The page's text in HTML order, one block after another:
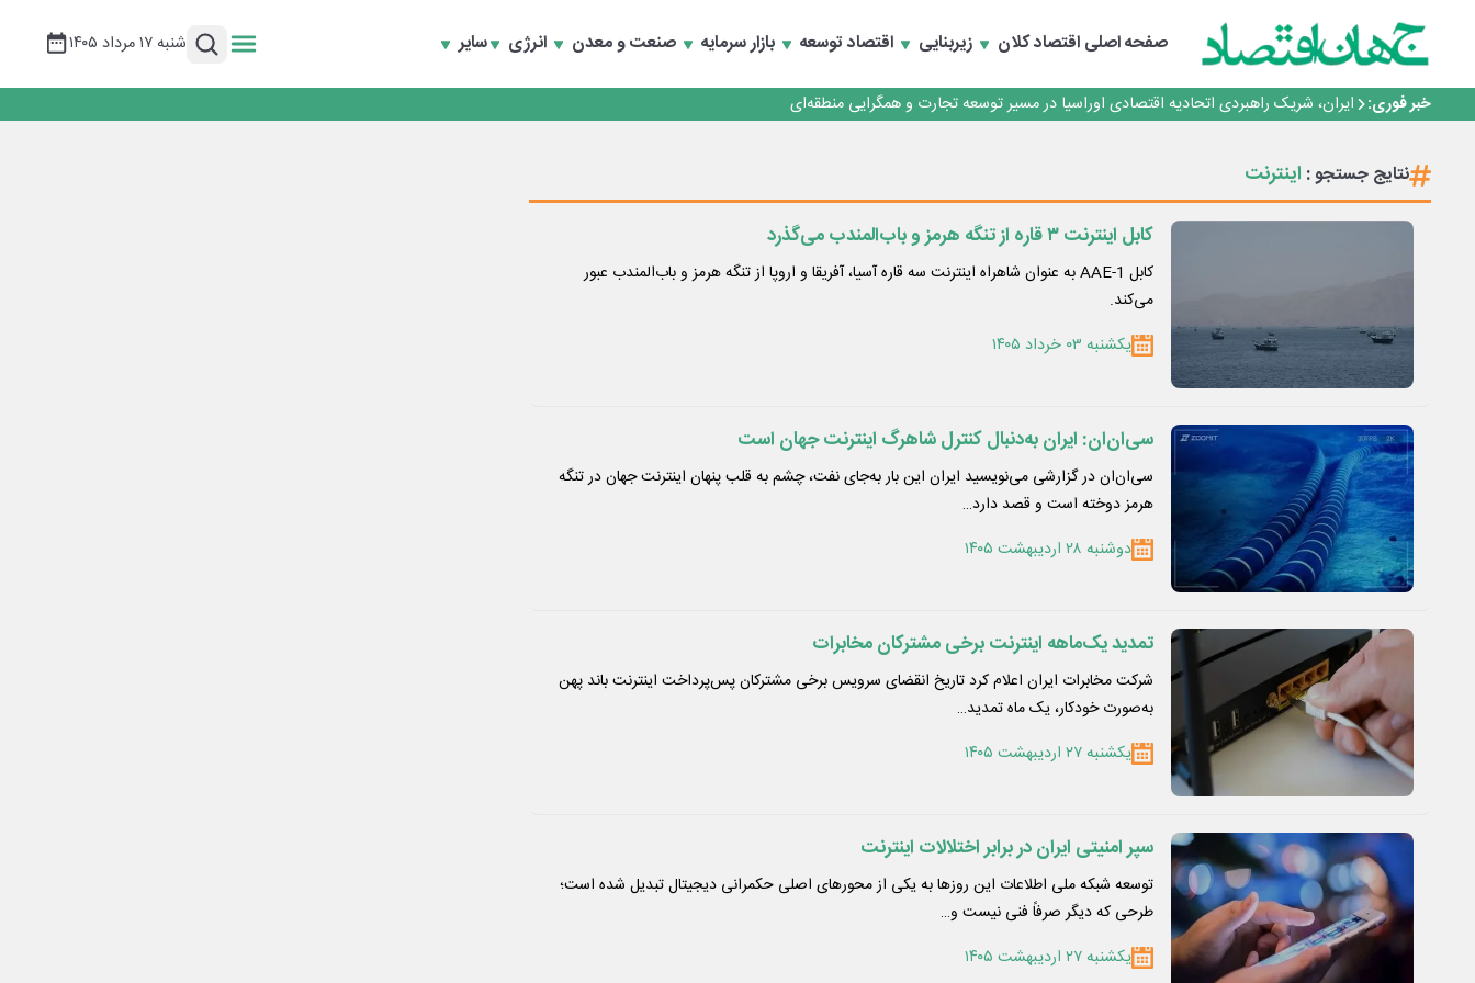
صفحه اصلیاقتصاد کلان زیربنایی اقتصاد توسعه بازار سرمایه صنعت و معدن انرژی سایر شنبه ۱۷ مرداد ۱۴۰۵
خبر فوری:
توسعه زنجیره صنعت مس با تکیه بر اکتشاف و مدل‌های نوین تأمین مالی
فولاد غدیر نی‌ریز در جمع ۱۰ شرکت برتر بورس کالا
ایران، شریک راهبردی اتحادیه اقتصادی اوراسیا در مسیر توسعه تجارت و همگرایی منطقه‌ای
*پیام دکتر اسلام کریمی به مناسبت روز خبرنگار*
نتایج جستجو : اینترنت
کابل اینترنت ۳ قاره از تنگه هرمز و باب‌المندب می‌گذرد
کابل AAE-1 به عنوان شاهراه اینترنت سه قاره آسیا، آفریقا و اروپا از تنگه هرمز و باب‌المندب عبور
می‌کند.
یکشنبه ۰۳ خرداد ۱۴۰۵
سی‌ان‌ان: ایران به‌دنبال کنترل شاهرگ اینترنت جهان است
سی‌ان‌ان در گزارشی می‌نویسید ایران این بار به‌جای نفت، چشم به قلب پنهان اینترنت جهان در تنگه
هرمز دوخته است و قصد دارد…
دوشنبه ۲۸ اردیبهشت ۱۴۰۵
تمدید یک‌ماهه اینترنت برخی مشترکان مخابرات
شرکت مخابرات ایران اعلام کرد تاریخ انقضای سرویس برخی مشترکان پس‌پرداخت اینترنت باند پهن
به‌صورت خودکار، یک ماه تمدید…
یکشنبه ۲۷ اردیبهشت ۱۴۰۵
سپر امنیتی ایران در برابر اختلالات اینترنت
توسعه شبکه ملی اطلاعات این روزها به یکی از محورهای اصلی حکمرانی دیجیتال تبدیل شده است؛
طرحی که دیگر صرفاً فنی نیست و…
یکشنبه ۲۷ اردیبهشت ۱۴۰۵